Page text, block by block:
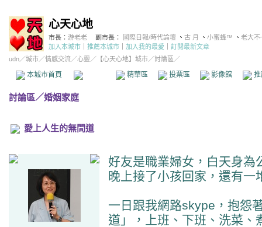
心天心地
市長： 游老老 副市長： 國際日報/時代論壇 、 古 月 、 小蜜蜂™ 、 老大不
加入本城市
推薦本城市 加入我的最愛
訂閱最新文章
udn／城市／情感交流／心靈 ／ 【心天心地】城市／討論區／
本城市首頁 精華區 投票區 影像館
討論區／婚姻家庭
愛上人生的無間道
好友是職業婦女，白天身為
晚上接了小孩回家，還有一
一日跟我網路skype，抱怨
道」，上班、下班、洗菜、